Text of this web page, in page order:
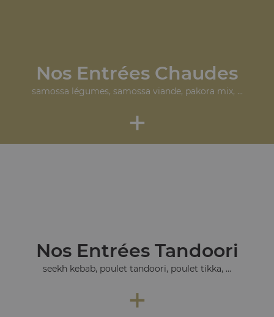
Nos Entrées Chaudes
samossa légumes, samossa viande, pakora mix, ...
+
Nos Entrées Tandoori
seekh kebab, poulet tandoori, poulet tikka, ...
+